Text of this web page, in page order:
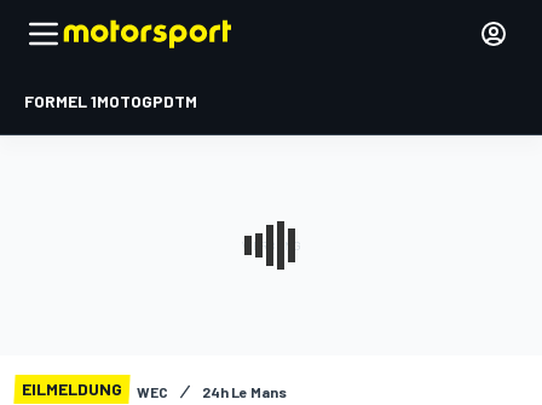
FORMEL 1MOTOGPDTM
EILMELDUNG WEC 24h Le Mans